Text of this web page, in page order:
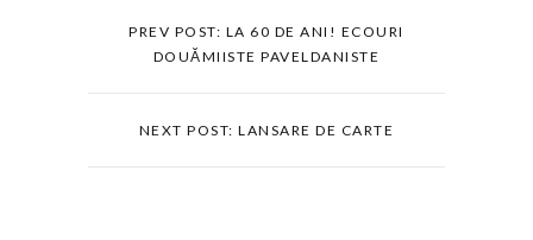
PREV POST: LA 60 DE ANI! ECOURI
DOUĂMIISTE PAVELDANISTE
NEXT POST: LANSARE DE CARTE